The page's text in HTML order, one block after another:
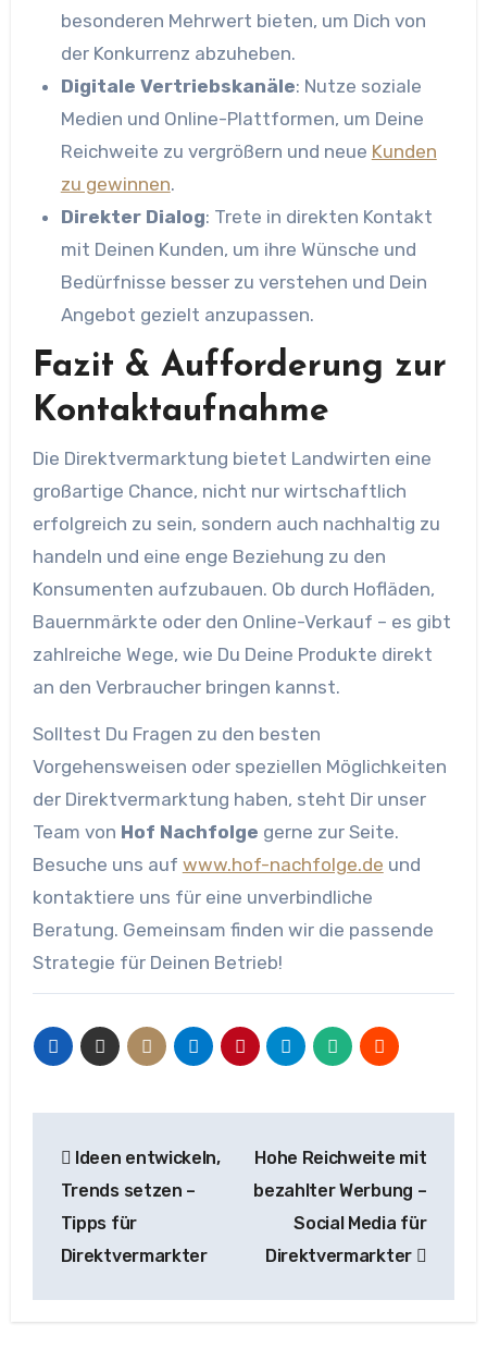
besonderen Mehrwert bieten, um Dich von
der Konkurrenz abzuheben.
Digitale Vertriebskanäle: Nutze soziale
Medien und Online-Plattformen, um Deine
Reichweite zu vergrößern und neue Kunden
zu gewinnen.
Direkter Dialog: Trete in direkten Kontakt
mit Deinen Kunden, um ihre Wünsche und
Bedürfnisse besser zu verstehen und Dein
Angebot gezielt anzupassen.
Fazit & Aufforderung zur
Kontaktaufnahme
Die Direktvermarktung bietet Landwirten eine
großartige Chance, nicht nur wirtschaftlich
erfolgreich zu sein, sondern auch nachhaltig zu
handeln und eine enge Beziehung zu den
Konsumenten aufzubauen. Ob durch Hofläden,
Bauernmärkte oder den Online-Verkauf – es gibt
zahlreiche Wege, wie Du Deine Produkte direkt
an den Verbraucher bringen kannst.
Solltest Du Fragen zu den besten
Vorgehensweisen oder speziellen Möglichkeiten
der Direktvermarktung haben, steht Dir unser
Team von Hof Nachfolge gerne zur Seite.
Besuche uns auf www.hof-nachfolge.de und
kontaktiere uns für eine unverbindliche
Beratung. Gemeinsam finden wir die passende
Strategie für Deinen Betrieb!
Ideen entwickeln,
Trends setzen –
Tipps für
Direktvermarkter
Hohe Reichweite mit
bezahlter Werbung –
Social Media für
Direktvermarkter